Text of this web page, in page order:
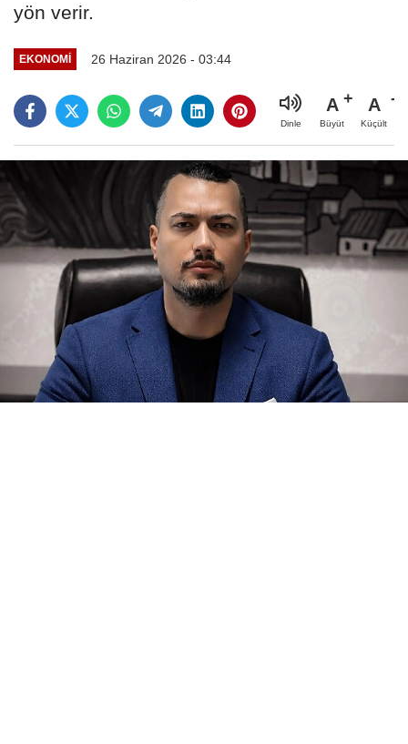
yön verir.
EKONOMİ 26 Haziran 2026 - 03:44
Dinle
A
Büyüt
A
Küçült